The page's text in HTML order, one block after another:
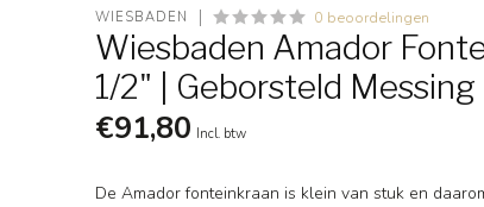
WIESBADEN 0 beoordelingen
Wiesbaden Amador
1/2" | Geborsteld Messing
€91,80 Incl. btw
De Amador fonteinkraan is klein van stuk en